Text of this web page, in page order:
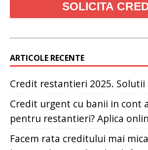
ARTICOLE RECENTE
Credit restantieri 2025. Solutii
Credit urgent cu banii in cont
pentru restantieri? Aplica
Facem rata creditului mai